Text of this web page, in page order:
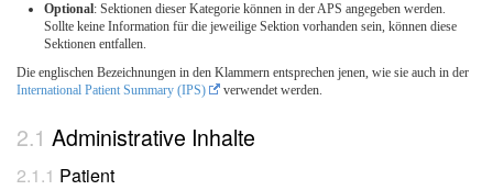
Optional: Sektionen dieser Kategorie können in der APS angegeben werden.
Sollte keine Information für die jeweilige Sektion vorhanden sein, können diese
Sektionen entfallen.
Die englischen Bezeichnungen in den Klammern entsprechen jenen, wie sie auch in der
International Patient Summary (IPS)
verwendet werden.
Administrative Inhalte
Patient